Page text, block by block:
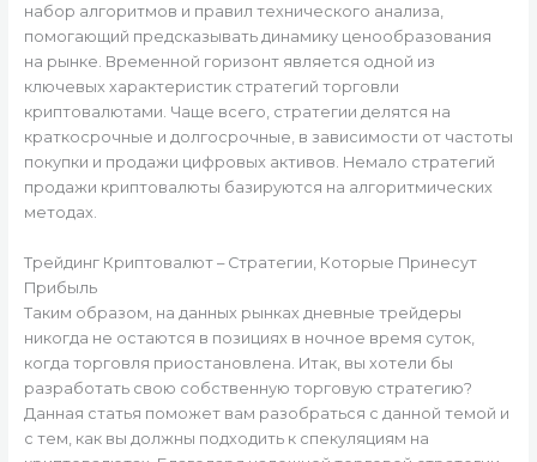
набор алгоритмов и правил технического анализа,
помогающий предсказывать динамику ценообразования
на рынке. Временной горизонт является одной из
ключевых характеристик стратегий торговли
криптовалютами. Чаще всего, стратегии делятся на
краткосрочные и долгосрочные, в зависимости от частоты
покупки и продажи цифровых активов. Немало стратегий
продажи криптовалюты базируются на алгоритмических
методах.
Трейдинг Криптовалют – Стратегии, Которые Принесут
Прибыль
Таким образом, на данных рынках дневные трейдеры
никогда не остаются в позициях в ночное время суток,
когда торговля приостановлена. Итак, вы хотели бы
разработать свою собственную торговую стратегию?
Данная статья поможет вам разобраться с данной темой и
с тем, как вы должны подходить к спекуляциям на